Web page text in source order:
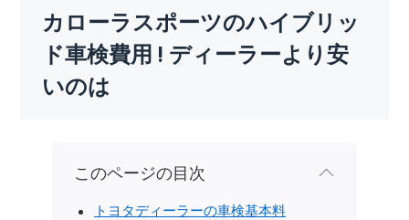
カローラスポーツのハイブリッ
ド車検費用 ! ディーラーより安
いのは
このページの目次
トヨタディーラーの車検基本料